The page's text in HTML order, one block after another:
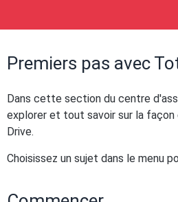
Premiers pas avec
Dans cette section du centre
explorer et tout savoir sur la
Drive.
Choisissez un sujet dans le menu